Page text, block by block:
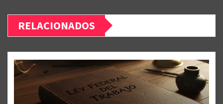
RELACIONADOS